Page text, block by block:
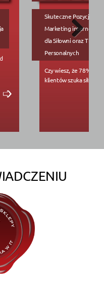
Skuteczne
Marketing internetowy
dla Siłowni oraz
Personalnych
Czy wiesz, że 78%
klientów szuka siłowni...